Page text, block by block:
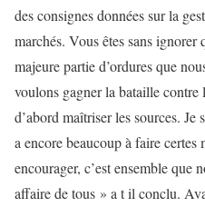
des consignes données sur la
marchés. Vous êtes sans ignorer
majeure partie d’ordures que
voulons gagner la bataille contre
d’abord maîtriser les sources.
a encore beaucoup à faire
encourager, c’est ensemble que
affaire de tous » a t il conclu.